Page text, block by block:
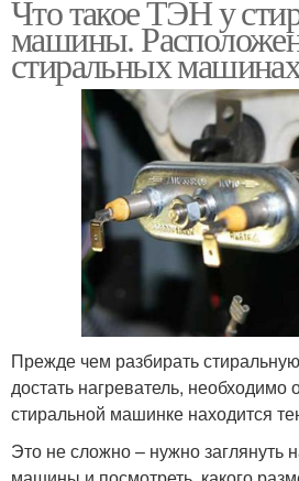
Что такое ТЭН у
машины.
стиральных
Прежде чем разбирать
достать нагреватель, необходимо
стиральной машинке находится
Это не сложно – нужно заглянуть